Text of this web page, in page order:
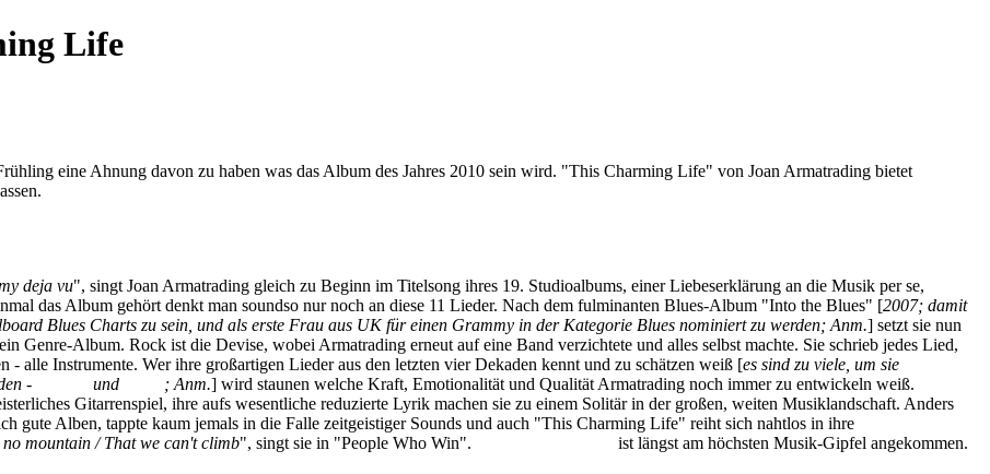
Life
eine Ahnung davon zu haben was das Album des Jahres 2010 sein wird. "This Charming Life" von Joan Armatrading bietet
deja vu", singt Joan Armatrading gleich zu Beginn im Titelsong ihres 19. Studioalbums, einer Liebeserklärung an die Musik per se,
das Album gehört denkt man soundso nur noch an diese 11 Lieder. Nach dem fulminanten Blues-Album "Into the Blues" [2007; damit
Blues Charts zu sein, und als erste Frau aus UK für einen Grammy in der Kategorie Blues nominiert zu werden; Anm.] setzt sie nun
Genre-Album. Rock ist die Devise, wobei Armatrading erneut auf eine Band verzichtete und alles selbst machte. Sie schrieb jedes Lied,
- alle Instrumente. Wer ihre großartigen Lieder aus den letzten vier Dekaden kennt und zu schätzen weiß [es sind zu viele, um sie
-
und ; Anm.] wird staunen welche Kraft, Emotionalität und Qualität Armatrading noch immer zu entwickeln weiß.
Gitarrenspiel, ihre aufs wesentliche reduzierte Lyrik machen sie zu einem Solitär in der großen, weiten Musiklandschaft. Anders
gute Alben, tappte kaum jemals in die Falle zeitgeistiger Sounds und auch "This Charming Life" reiht sich nahtlos in ihre
mountain / That we can't climb", singt sie in "People Who Win".
ist längst am höchsten Musik-Gipfel angekommen.